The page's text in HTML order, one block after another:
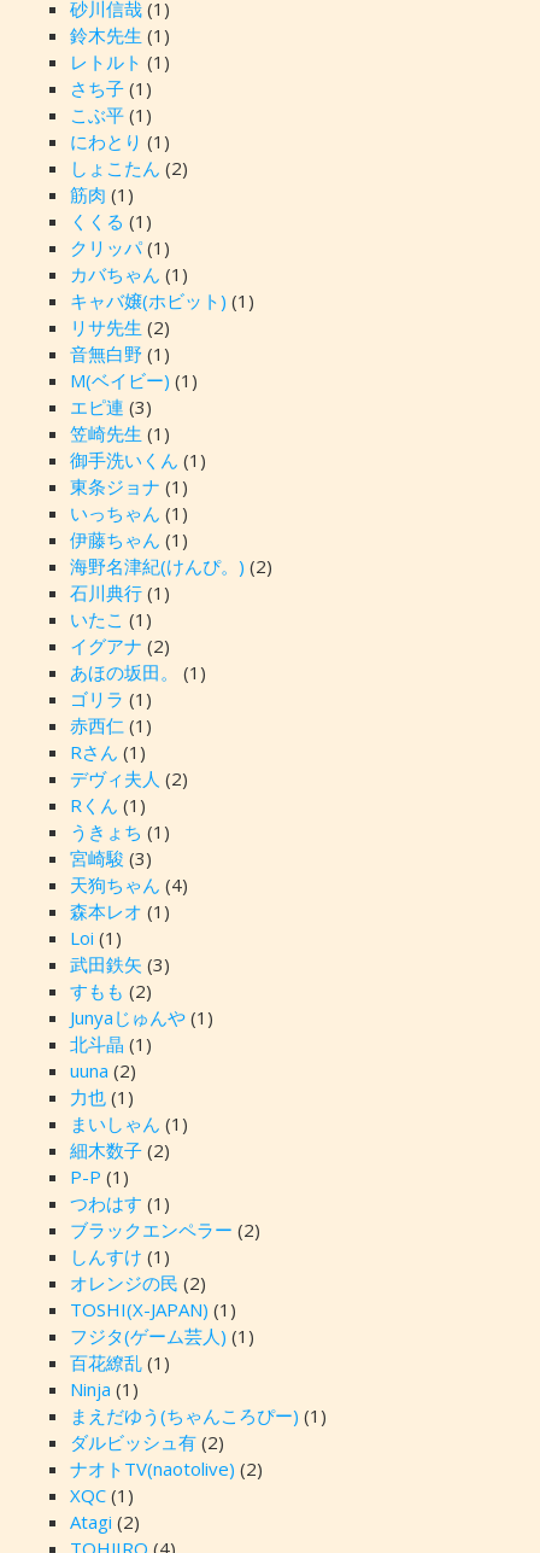
砂川信哉(1)
鈴木先生 (1)
レトルト (1)
さち子(1)
こぶ平(1)
にわとり (1)
しょこたん (2)
筋肉 (1)
くくる (1)
クリッパ(1)
カバちゃん (1)
キャバ嬢(ホビット) (1)
リサ先生 (2)
音無白野(1)
M(ベイビー) (1)
エピ連 (3)
笠崎先生 (1)
御手洗いくん (1)
東条ジョナ (1)
いっちゃん (1)
伊藤ちゃん (1)
海野名津紀(けんぴ。) (2)
石川典行(1)
いたこ (1)
イグアナ (2)
あほの坂田。
(1)
ゴリラ (1)
赤西仁(1)
Rさん (1)
デヴィ夫人 (2)
Rくん (1)
うきょち (1)
宮崎駿 (3)
天狗ちゃん (4)
森本レオ (1)
Loi (1)
武田鉄矢 (3)
すもも (2)
Junyaじゅんや(1)
北斗晶 (1)
uuna (2)
力也(1)
まいしゃん (1)
細木数子(2)
P-P (1)
つわはす (1)
ブラックエンペラー (2)
しんすけ (1)
オレンジの民 (2)
TOSHI(X-JAPAN) (1)
フジタ(ゲーム芸人) (1)
百花繚乱(1)
Ninja (1)
まえだゆう(ちゃんころぴー) (1)
ダルビッシュ有(2)
ナオトTV(naotolive) (2)
XQC(1)
Atagi (2)